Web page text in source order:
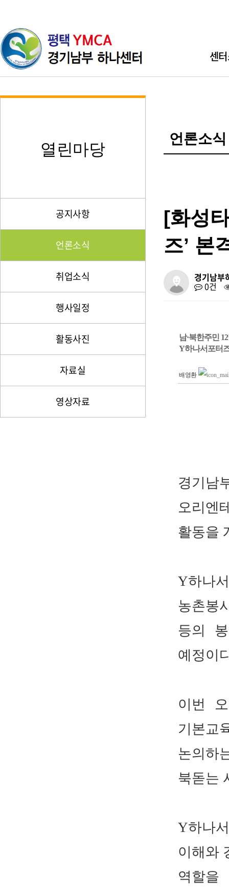
센
직원소개
열린마당
공지사항
언론소식
취업소식
행사일정
활동사진
자료실
영상자료
언론소식
[화성
즈’ 본
경기남부
0건
남·북한주민
Y하나서포터
배영환
경기
오리엔
활동을
Y하나
농촌봉
등의
예정이
이번
기본교
논의하
북돋는
Y하나
이해와
역할을